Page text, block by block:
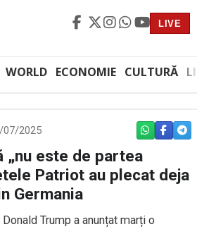
LIVE
WORLD ECONOMIE CULTURĂ
07/2025 WHATSAPP
„nu este de partea
Patriot au plecat deja
Germania
Trump a anunțat marți o